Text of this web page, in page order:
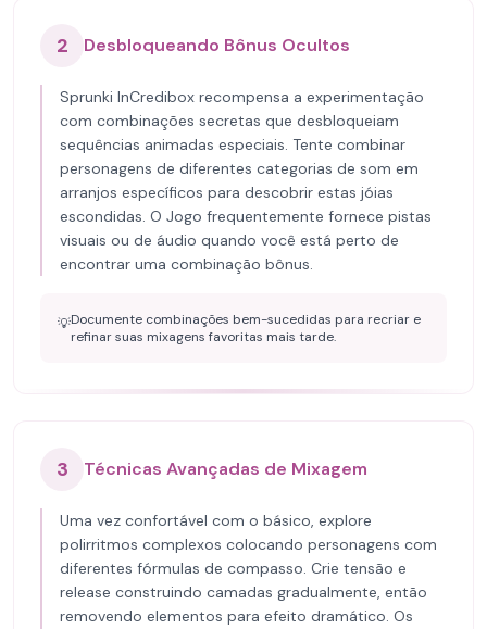
2 Desbloqueando Bônus Ocultos
Sprunki InCredibox recompensa a experimentação
com combinações secretas que desbloqueiam
sequências animadas especiais. Tente combinar
personagens de diferentes categorias de som em
arranjos específicos para descobrir estas jóias
escondidas. O Jogo frequentemente fornece pistas
visuais ou de áudio quando você está perto de
encontrar uma combinação bônus.
💡Documente combinações bem-sucedidas para recriar e
refinar suas mixagens favoritas mais tarde.
3 Técnicas Avançadas de Mixagem
Uma vez confortável com o básico, explore
polirritmos complexos colocando personagens com
diferentes fórmulas de compasso. Crie tensão e
release construindo camadas gradualmente, então
removendo elementos para efeito dramático. Os